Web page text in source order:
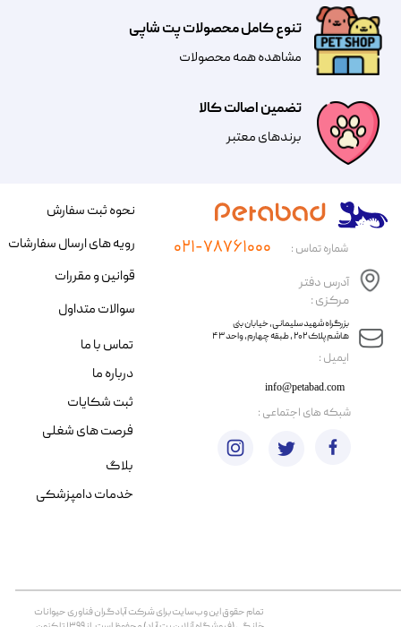
تضمین اصالت کالا
​​برندهای معتبر​​​​​​​
تنوع کامل محصولات پت شاپی
مشاهده همه محصولات
​ایمیل :
آدرس دفتر
مرکزی :
info@petabad.com
​​بزرگراه شهید سلیمانی، خیابان بنی
هاشم پلاک ۲۰۲ ، طبقه چهارم، واحد ۴۳
شماره تماس : ۰۲۱-۷۸۷۶۱۰۰۰
تمام حقوق اين وب‌سايت برای شرکت آبادگران فناوری حیوانات
نحوه ثبت سفارش
رویه های ارسال سفارشات
قوانین و مقررات
سوالات متداول
تماس با ما
درباره ما
ثبت شکایات
فرصت های شغلی
​شبکه های اجتماعی :
بلاگ
خدمات دامپزشکی